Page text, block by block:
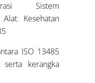
Sistem
Kesehatan
ISO 13485
kerangka